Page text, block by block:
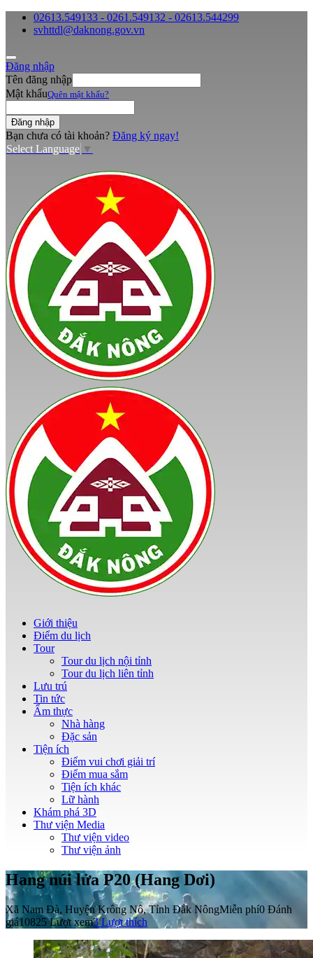
02613.549133 - 0261.549132 - 02613.544299
svhttdl@daknong.gov.vn
Đăng nhập
Tên đăng nhập
Mật khẩuQuên mật khẩu?
Bạn chưa có tài khoản? Đăng ký ngay!
Select Language ▼
Giới thiệu
Điểm du lịch
Tour
Tour du lịch nội tỉnh
Tour du lịch liên tỉnh
Lưu trú
Tin tức
Ẩm thực
Nhà hàng
Đặc sản
Tiện ích
Điểm vui chơi giải trí
Điểm mua sắm
Tiện ích khác
Lữ hành
Khám phá 3D
Thư viện Media
Thư viện video
Thư viện ảnh
Hang núi lửa P20 (Hang Dơi)
Xã Nam Đà, Huyện Krông Nô, Tỉnh Đắk NôngMiễn phí0 Đánh
giá10825 Lượt xem3Lượt thích